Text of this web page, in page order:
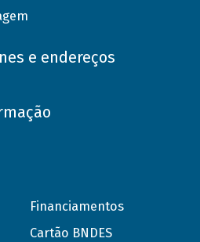
e endereços
Financiamentos
Cartão BNDES